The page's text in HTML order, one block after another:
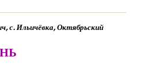
с. Ильичёвка, Октябрьский